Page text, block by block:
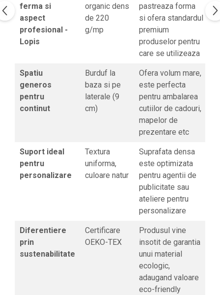
ferma si
aspect
profesional -
Lopis
organic dens
de 220
g/mp
pastreaza forma
si ofera standardul
premium
produselor pentru
care se utilizeaza
Spatiu
generos
pentru
continut
Burduf la
baza si pe
laterale (9
cm)
Ofera volum mare,
este perfecta
pentru ambalarea
cutiilor de cadouri,
mapelor de
prezentare etc
Suport ideal
pentru
personalizare
Textura
uniforma,
culoare natur
Suprafata densa
este optimizata
pentru agentii de
publicitate sau
ateliere pentru
personalizare
Diferentiere
prin
sustenabilitate
Certificare
OEKO-TEX
Produsul vine
insotit de garantia
unui material
ecologic,
adaugand valoare
eco-friendly